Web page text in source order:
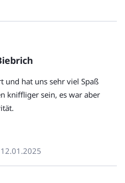
privaten Touren erlaubt.
rufen Sie uns an unter +49 30
und hat uns sehr viel Spaß
kniffliger sein, es war aber
12.01.2025